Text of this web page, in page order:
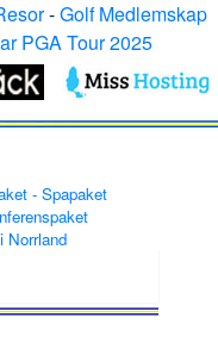
-Golf Medlemskap
PGA Tour 2025
- Spapaket
i Norrland